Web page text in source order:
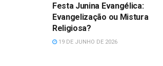
Festa Junina Evangélica:
Evangelização ou Mistura
Religiosa?
19 DE JUNHO DE 2026